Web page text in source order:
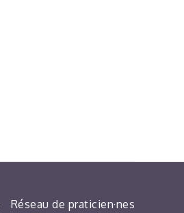
Réseau de praticien·nes